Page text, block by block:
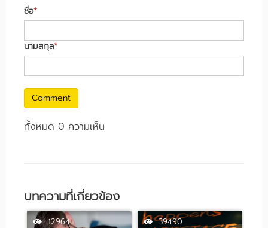
ชื่อ*
นามสกุล*
Comment
ทั้งหมด 0 ความเห็น
บทความที่เกี่ยวข้อง
12964 39490